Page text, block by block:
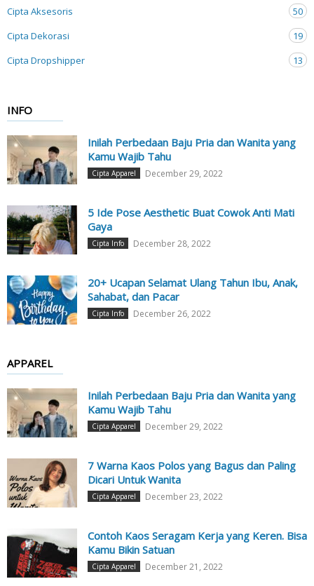
Cipta Aksesoris
50
Cipta Dekorasi
19
Cipta Dropshipper
13
INFO
Inilah Perbedaan Baju Pria dan Wanita yang
Kamu Wajib Tahu
Cipta Apparel December 29, 2022
5 Ide Pose Aesthetic Buat Cowok Anti Mati
Gaya
Cipta Info December 28, 2022
20+ Ucapan Selamat Ulang Tahun Ibu, Anak,
Sahabat, dan Pacar
Cipta Info December 26, 2022
APPAREL
Inilah Perbedaan Baju Pria dan Wanita yang
Kamu Wajib Tahu
Cipta Apparel December 29, 2022
7 Warna Kaos Polos yang Bagus dan Paling
Dicari Untuk Wanita
Cipta Apparel December 23, 2022
Contoh Kaos Seragam Kerja yang Keren. Bisa
Kamu Bikin Satuan
Cipta Apparel December 21, 2022